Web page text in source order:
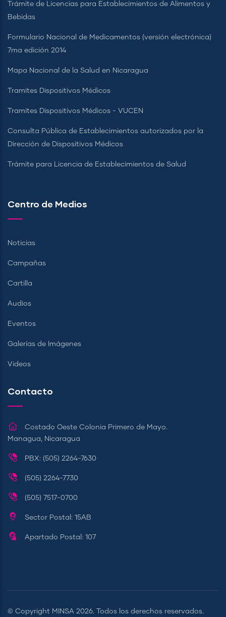
Trámite de Licencias para Establecimientos de Alimentos y
Bebidas
Formulario Nacional de Medicamentos (versión electrónica)
7ma edición 2014
Mapa Nacional de la Salud en Nicaragua
Tramites Dispositivos Médicos
Tramites Dispositivos Médicos - VUCEN
Consulta Pública de Establecimientos autorizados por la
Dirección de Dispositivos Médicos
Trámite para Licencia de Establecimientos de Salud
Centro de Medios
Noticias
Campañas
Cartilla
Audios
Eventos
Galerías de Imágenes
Videos
Contacto
Costado Oeste Colonia Primero de Mayo.
Managua, Nicaragua
PBX: (505) 2264-7630
(505) 2264-7730
(505) 7517-0700
Sector Postal: 15AB
Apartado Postal: 107
© Copyright MINSA 2026. Todos los derechos reservados.